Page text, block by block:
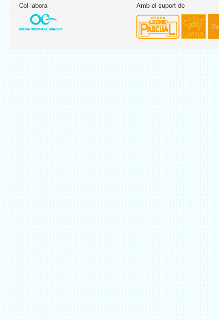
Col·labora Amb el suport de